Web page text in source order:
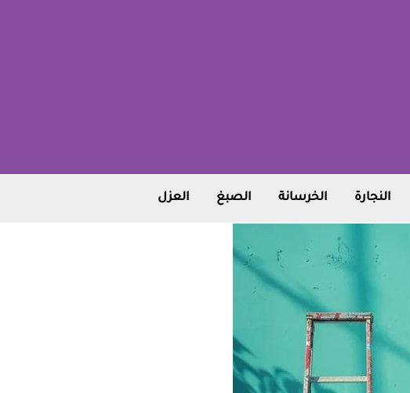
النجارة الخرسانة الصبغ العزل